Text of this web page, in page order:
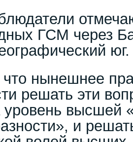
ГСМ через
юг.
нынешнее
решать эти
высшей
и